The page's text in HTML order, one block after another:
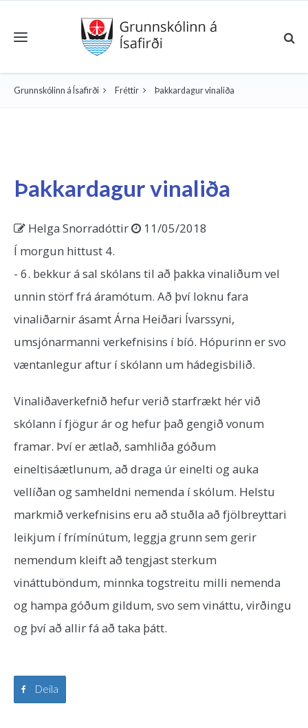
Toggle navigation
Grunnskólinn á Ísafirði Fréttir Þakkardagur vinaliða
Þakkardagur vinaliða
Helga Snorradóttir
11/05/2018
Í morgun hittust 4.
- 6. bekkur á sal skólans til að þakka vinaliðum vel
unnin störf frá áramótum. Að því loknu fara
vinaliðarnir ásamt Árna Heiðari Ívarssyni,
umsjónarmanni verkefnisins í bíó. Hópurinn er svo
væntanlegur aftur í skólann um hádegisbilið.
Vinaliðaverkefnið hefur verið starfrækt hér við
skólann í fjögur ár og hefur það gengið vonum
framar. Því er ætlað, samhliða góðum
eineltisáætlunum, að draga úr einelti og auka
vellíðan og samheldni nemenda í skólum. Helstu
markmið verkefnisins eru að stuðla að fjölbreyttari
leikjum í frímínútum, leggja grunn sem gerir
nemendum kleift að tengjast sterkum
vináttuböndum, minnka togstreitu milli nemenda
og hampa góðum gildum, svo sem vináttu, virðingu
og því að allir fá að taka þátt.
Deila